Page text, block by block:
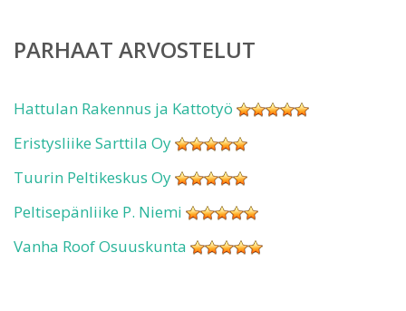
PARHAAT ARVOSTELUT
Hattulan Rakennus ja Kattotyö
Eristysliike Sarttila Oy
Tuurin Peltikeskus Oy
Peltisepänliike P. Niemi
Vanha Roof Osuuskunta